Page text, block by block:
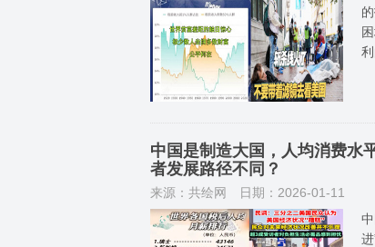
中国是制造大国，人均消费水
者发展路径不同？
来源：共绘网
日期：2026-01-11